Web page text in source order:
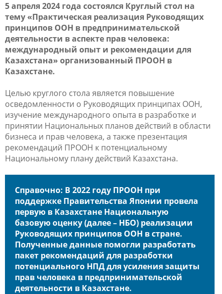
5 апреля 2024 года состоялся Круглый стол на
тему «Практическая реализация Руководящих
принципов ООН в предпринимательской
деятельности в аспекте прав человека:
международный опыт и рекомендации для
Казахстана» организованный ПРООН в
Казахстане.
Целью круглого стола является повышение
осведомленности о Руководящих принципах ООН,
изучение международного опыта в разработке и
принятии Национальных планов действий в области
бизнеса и прав человека, а также презентация
рекомендаций ПРООН к потенциальному
Национальному плану действий Казахстана.
Справочно: В 2022 году ПРООН при
поддержке Правительства Японии провела
первую в Казахстане Национальную
базовую оценку (далее – НБО) реализации
Руководящих принципов ООН в стране.
Полученные данные помогли разработать
пакет рекомендаций для разработки
потенциального НПД для усиления защиты
прав человека в предпринимательской
деятельности в Казахстане.